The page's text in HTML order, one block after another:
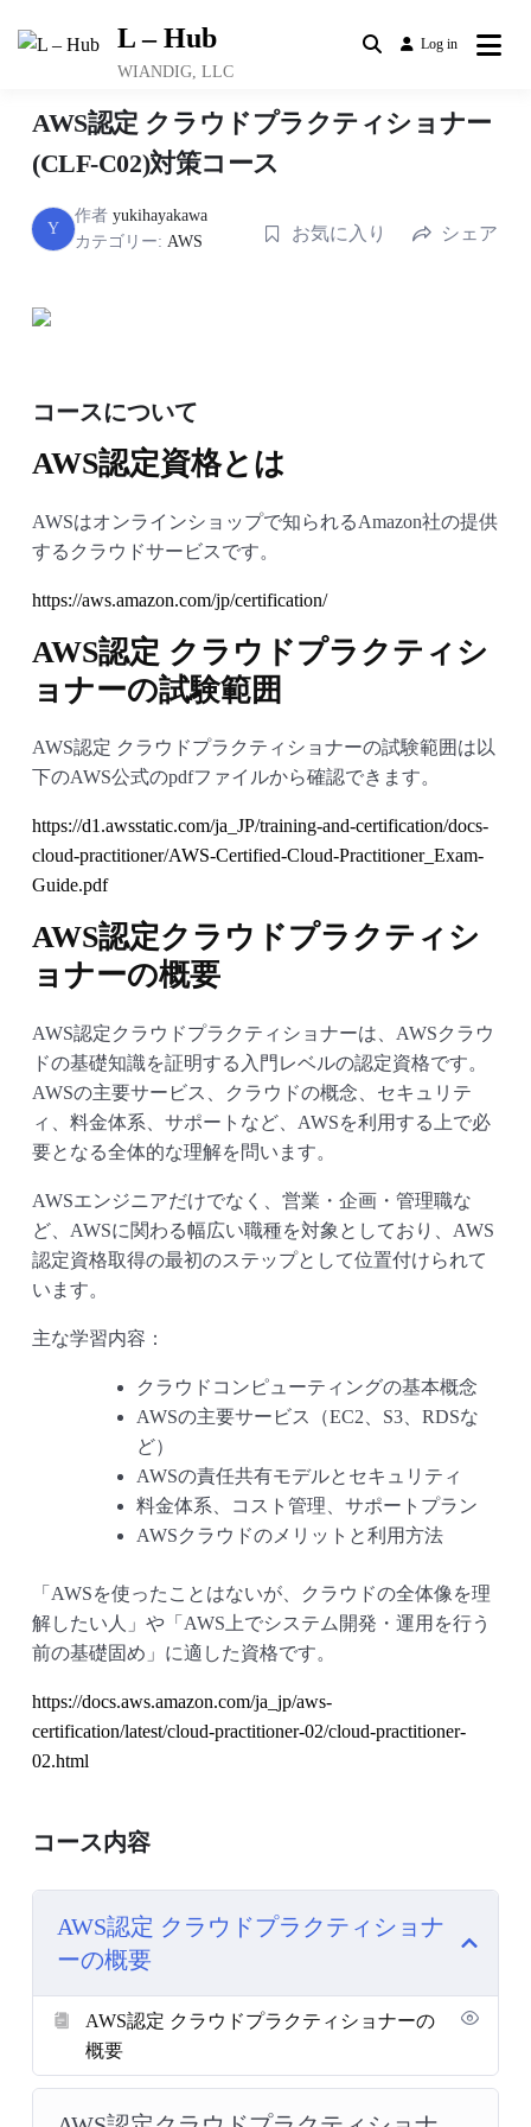
L – Hub
WIANDIG, LLC
Log in
AWS認定 クラウドプラクティショナー
(CLF-C02)対策コース
Y
作者 yukihayakawa
カテゴリー: AWS お気に入り シェア
コースについて
AWS認定資格とは
AWSはオンラインショップで知られるAmazon社の提供
するクラウドサービスです。
https://aws.amazon.com/jp/certification/
AWS認定 クラウドプラクティシ
ョナーの試験範囲
AWS認定 クラウドプラクティショナーの試験範囲は以
下のAWS公式のpdfファイルから確認できます。
https://d1.awsstatic.com/ja_JP/training-and-certification/docs-
cloud-practitioner/AWS-Certified-Cloud-Practitioner_Exam-
Guide.pdf
AWS認定クラウドプラクティシ
ョナーの概要
AWS認定クラウドプラクティショナーは、AWSクラウ
ドの基礎知識を証明する入門レベルの認定資格です。
AWSの主要サービス、クラウドの概念、セキュリテ
ィ、料金体系、サポートなど、AWSを利用する上で必
要となる全体的な理解を問います。
AWSエンジニアだけでなく、営業・企画・管理職な
ど、AWSに関わる幅広い職種を対象としており、AWS
認定資格取得の最初のステップとして位置付けられて
います。
主な学習内容：
クラウドコンピューティングの基本概念
AWSの主要サービス（EC2、S3、RDSな
ど）
AWSの責任共有モデルとセキュリティ
料金体系、コスト管理、サポートプラン
AWSクラウドのメリットと利用方法
「AWSを使ったことはないが、クラウドの全体像を理
解したい人」や「AWS上でシステム開発・運用を行う
前の基礎固め」に適した資格です。
https://docs.aws.amazon.com/ja_jp/aws-
certification/latest/cloud-practitioner-02/cloud-practitioner-
02.html
コース内容
AWS認定 クラウドプラクティショナ
ーの概要
AWS認定 クラウドプラクティショナーの
概要